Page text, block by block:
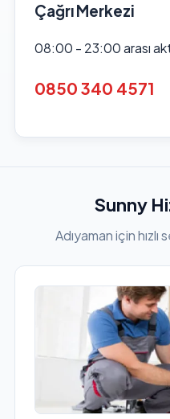
Çağrı Merkezi
08:00 - 23:00 arası
0850 340 4571
Sunny
Adıyaman için hızlı